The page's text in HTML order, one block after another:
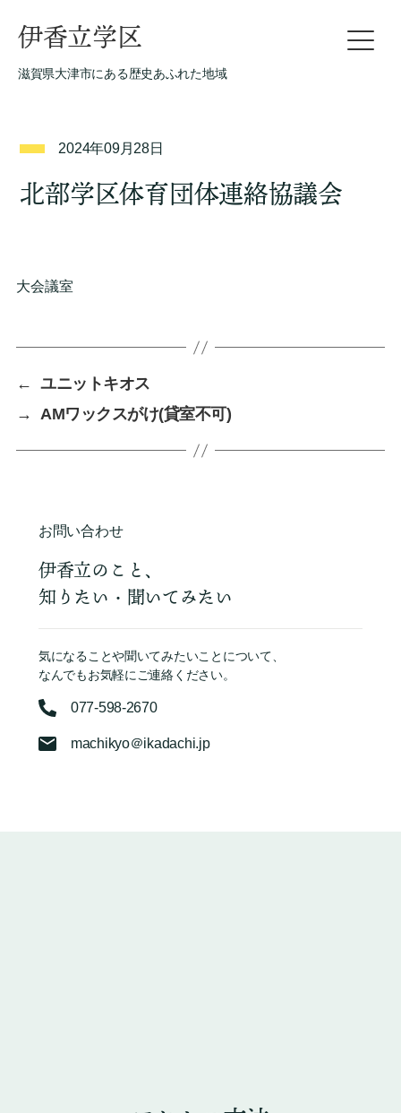
伊香立学区
滋賀県大津市にある歴史あふれた地域
2024年09月28日
北部学区体育団体連絡協議会
大会議室
←
ユニットキオス
→
AMワックスがけ(貸室不可)
お問い合わせ
伊香立のこと、
知りたい・聞いてみたい
気になることや聞いてみたいことについて、
なんでもお気軽にご連絡ください。
077-598-2670
machikyo＠ikadachi.jp